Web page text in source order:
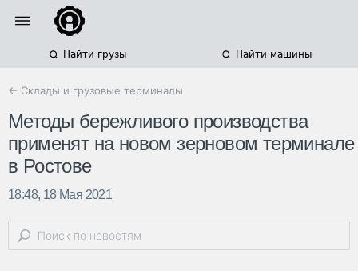
Найти грузы Найти машины
← Склады и грузовые терминалы
Методы бережливого производства
применят на новом зерновом терминале
в Ростове
18:48, 18 Мая 2021